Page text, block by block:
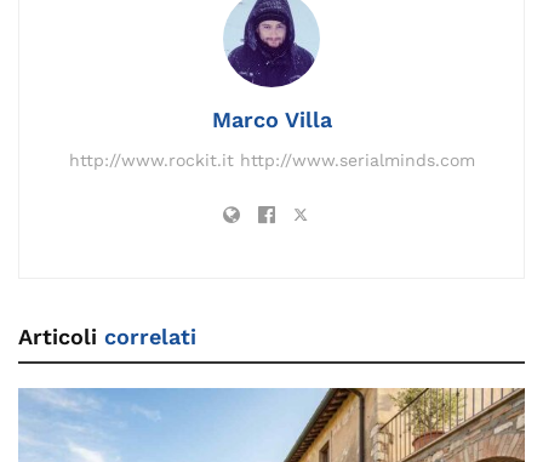
m n
k
s
Marco Villa
http://www.rockit.it http://www.serialminds.com
Articoli correlati